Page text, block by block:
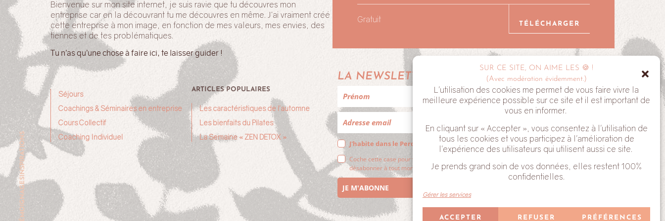
SUR CE SITE, ON AIME LES 🍪 !
(Avec modération évidemment.)
L'utilisation des cookies me permet de vous faire vivre la
meilleure expérience possible sur ce site et il est important de
vous en informer.
En cliquant sur « Accepter », vous consentez à l'utilisation de
tous les cookies et vous participez à l'amélioration de
l'expérience des utilisateurs qui utilisent aussi ce site.
Je prends grand soin de vos données, elles restent 100%
confidentielles.
Gérer les services
ACCEPTER REFUSER PRÉFÉRENCES
INSPIRATIONS
TÉMOIGNAGES
Bienvenue sur mon site internet, je suis ravie que tu découvres mon
entreprise car en la découvrant tu me découvres en même. J’ai vraiment créé
cette entreprise à mon image, en fonction de mes valeurs, mes envies, des
tiennes et de tes problématiques.
Tu n’as qu’une chose à faire ici, te laisser guider !
Séjours
Coachings & Séminaires en entreprise
Cours Collectif
Coaching Individuel
ARTICLES POPULAIRES
Les caractéristiques de l’automne
Les bienfaits du Pilates
La Semaine « ZEN DETOX »
Gratuit TÉLÉCHARGER
LA NEWSLETTER ALYVE
J'habite dans le Perche
Coche cette case pour valider que tu acceptes de recevoir mes Newsletter. Tu peux te
désabonner à tout moment en cliquant sur le lien en bas de chaque email que tu reçois.
JE M'ABONNE